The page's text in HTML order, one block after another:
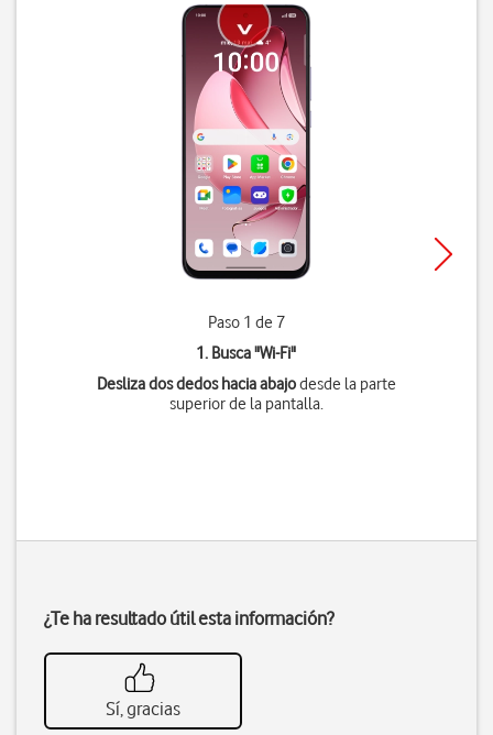
Paso 1 de 7
1. Busca "Wi-Fi"
Desliza dos dedos hacia abajodesde la parte
superior de la pantalla.
¿Te ha resultado útil esta información?
Sí, gracias